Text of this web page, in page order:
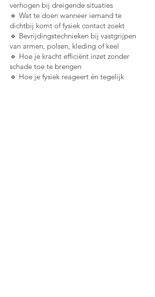
verhogen bij dreigende situaties
🔹 Wat te doen wanneer iemand te
dichtbij komt of fysiek contact zoekt
🔹 Bevrijdingstechnieken bij vastgrijpen
van armen, polsen, kleding of keel
🔹 Hoe je kracht efficiënt inzet zonder
schade toe te brengen
🔹 Hoe je fysiek reageert én tegelijk